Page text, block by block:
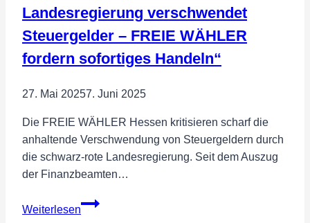
Landesregierung verschwendet
Steuergelder – FREIE WÄHLER
fordern sofortiges Handeln“
27. Mai 20257. Juni 2025
Die FREIE WÄHLER Hessen kritisieren scharf die
anhaltende Verschwendung von Steuergeldern durch
die schwarz-rote Landesregierung. Seit dem Auszug
der Finanzbeamten…
Weiterlesen
Engin